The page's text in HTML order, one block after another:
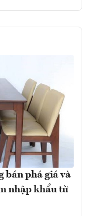
bán phá giá và
nhập khẩu từ